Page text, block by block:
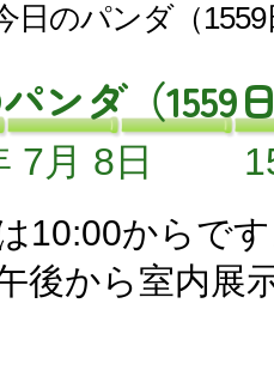
日のパンダ（1559
ンダ（1559
7月 8日
10:00からで
後から室内展